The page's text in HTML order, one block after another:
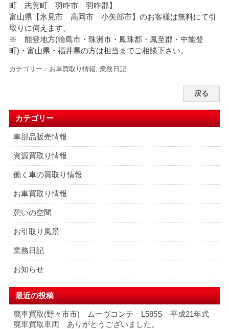
町 志賀町 羽咋市 羽咋郡】
富山県【氷見市 高岡市 小矢部市】のお客様は無料にて引
取りに伺えます。
※ 能登地方(輪島市・珠洲市・ 鳳珠郡・鳳至郡・中能登
町)・富山県・福井県の方は担当までご相談下さい。
カテゴリー： お車買取り情報, 業務日記
戻る
カテゴリー
車部品販売情報
資源買取り情報
働く車の買取り情報
お車買取り情報
憩いの空間
お引取り風景
業務日記
お知らせ
最近の投稿
廃車買取(野々市市) ムーヴコンテ L585S 平成21年式
廃車買取車両 ありがとうございました。